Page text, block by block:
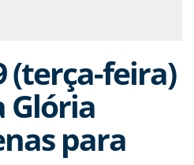
(terça-feira)
Glória
para